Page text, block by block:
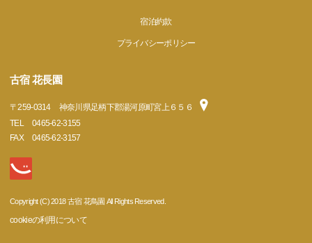
宿泊約款
プライバシーポリシー
古宿 花長園
〒259-0314
神奈川県足柄下郡湯河原町宮上６５６
TEL
0465-62-3155
FAX
0465-62-3157
Copyright (C) 2018 古宿 花鳥園 All Rights Reserved.
cookieの利用について